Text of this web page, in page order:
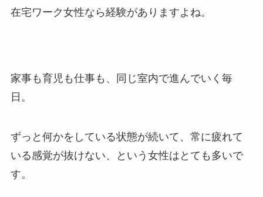
在宅ワーク女性なら経験がありますよね。
家事も育児も仕事も、同じ室内で進んでいく毎
日。
ずっと何かをしている状態が続いて、常に疲れて
いる感覚が抜けない、という女性はとても多いで
す。